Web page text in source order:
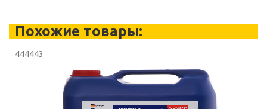
Похожие товары:
444443